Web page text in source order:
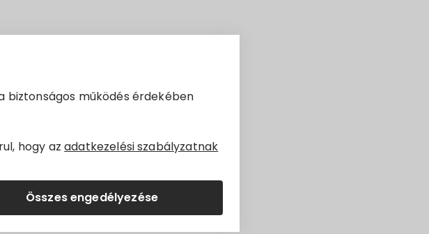
biztonságos működés érdekében
hogy azadatkezelési szabályzatnak
Összes engedélyezése
Hivatal
45. § (1) bekezdése alapján
Hivatal